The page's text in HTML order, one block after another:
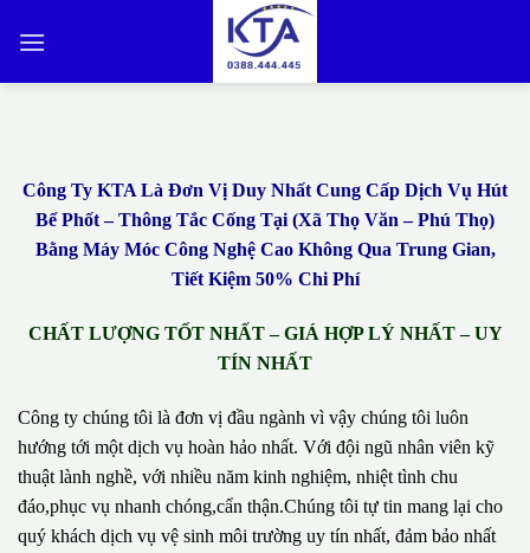
qua
Công Ty KTA Là Đơn Vị Duy Nhất Cung Cấp Dịch Vụ Hút
Bể Phốt – Thông Tắc Cống Tại (Xã Thọ Văn – Phú Thọ)
Bằng Máy Móc Công Nghệ Cao Không Qua Trung Gian,
Tiết Kiệm 50% Chi Phí
CHẤT LƯỢNG TỐT NHẤT – GIÁ HỢP LÝ NHẤT – UY
TÍN NHẤT
Công ty chúng tôi là đơn vị đầu ngành vì vậy chúng tôi luôn
hướng tới một dịch vụ hoàn hảo nhất. Với đội ngũ nhân viên kỹ
thuật lành nghề, với nhiều năm kinh nghiệm, nhiệt tình chu
đáo,phục vụ nhanh chóng,cẩn thận.Chúng tôi tự tin mang lại cho
quý khách dịch vụ vệ sinh môi trường uy tín nhất, đảm bảo nhất